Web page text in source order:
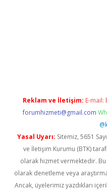
Reklam ve İletişim: E-mail:
forumhizmeti@gmail.com
Yasal Uyarı: Sitemiz, 5651
ve İletişim Kurumu (BTK)
olarak hizmet vermektedir.
olarak denetleme veya
Ancak, üyelerimiz yazdıkları